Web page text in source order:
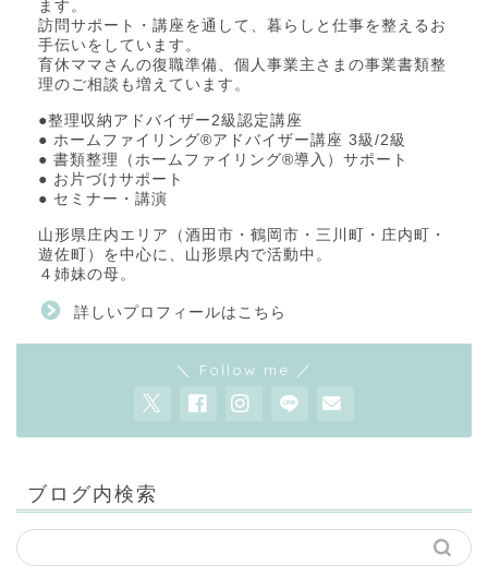
ます。
訪問サポート・講座を通して、暮らしと仕事を整えるお
手伝いをしています。
育休ママさんの復職準備、個人事業主さまの事業書類整
理のご相談も増えています。
●整理収納アドバイザー2級認定講座
● ホームファイリング®アドバイザー講座 3級/2級
● 書類整理（ホームファイリング®導入）サポート
● お片づけサポート
● セミナー・講演
山形県庄内エリア（酒田市・鶴岡市・三川町・庄内町・
遊佐町）を中心に、山形県内で活動中。
４姉妹の母。
詳しいプロフィールはこちら
＼ Follow me ／
ブログ内検索